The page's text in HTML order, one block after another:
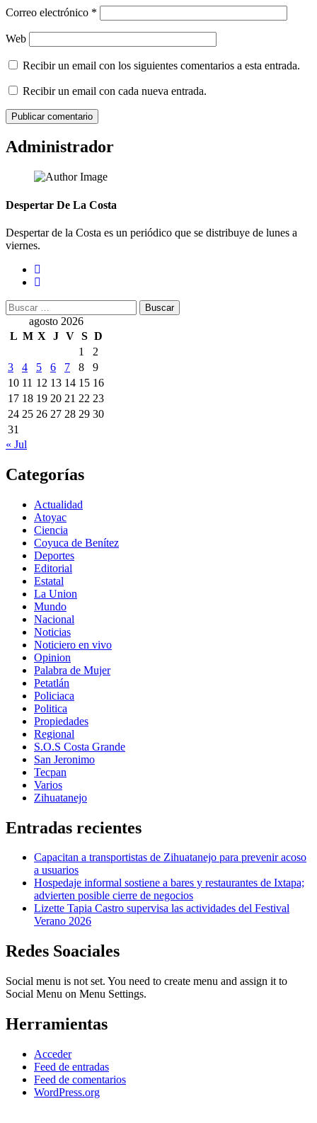
Correo electrónico *
Web
Recibir un email con los siguientes comentarios a esta entrada.
Recibir un email con cada nueva entrada.
Administrador
Despertar De La Costa
Despertar de la Costa es un periódico que se distribuye de lunes a
viernes.
Buscar:
agosto 2026
L M X J V S D
1
2
3
4 5 6 7 8
9
10 11 12 13 14 15 16
17 18 19 20 21 22 23
24 25 26 27 28 29 30
31
« Jul
Categorías
Actualidad
Atoyac
Ciencia
Coyuca de Benítez
Deportes
Editorial
Estatal
La Union
Mundo
Nacional
Noticias
Noticiero en vivo
Opinion
Palabra de Mujer
Petatlán
Policiaca
Politica
Propiedades
Regional
S.O.S Costa Grande
San Jeronimo
Tecpan
Varios
Zihuatanejo
Entradas recientes
Capacitan a transportistas de Zihuatanejo para prevenir acoso
a usuarios
Hospedaje informal sostiene a bares y restaurantes de Ixtapa;
advierten posible cierre de negocios
Lizette Tapia Castro supervisa las actividades del Festival
Verano 2026
Redes Soaciales
Social menu is not set. You need to create menu and assign it to
Social Menu on Menu Settings.
Herramientas
Acceder
Feed de entradas
Feed de comentarios
WordPress.org